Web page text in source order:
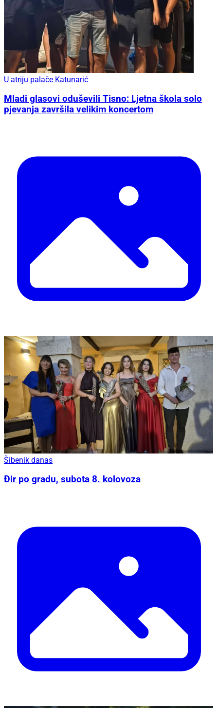
U atriju palače Katunarić
Mladi glasovi oduševili Tisno: Ljetna škola solo
pjevanja završila velikim koncertom
Šibenik danas
Đir po gradu, subota 8. kolovoza